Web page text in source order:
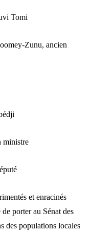
Tomi
Zunu, ancien
ministre
et enracinés
porter au Sénat des
des populations locales